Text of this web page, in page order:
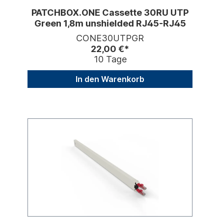
PATCHBOX.ONE Cassette 30RU UTP
Green 1,8m unshielded RJ45-RJ45
CONE30UTPGR
22,00 €*
10 Tage
In den Warenkorb